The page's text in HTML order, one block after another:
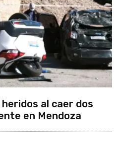
al caer dos
en Mendoza